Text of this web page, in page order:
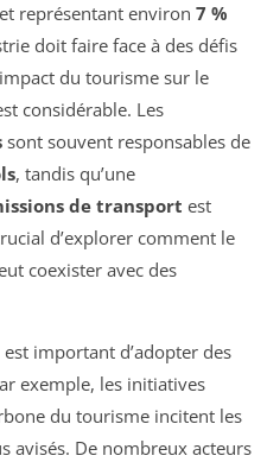
et représentant environ 7 %
doit faire face à des défis
du tourisme sur le
considérable. Les
sont souvent responsables de
, tandis qu’une
de transport est
d’explorer comment le
coexister avec des
est important d’adopter des
exemple, les initiatives
du tourisme incitent les
avisés. De nombreux acteurs